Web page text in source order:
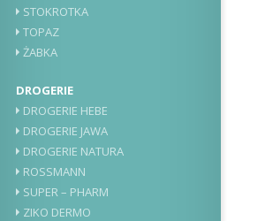
STOKROTKA
TOPAZ
ŻABKA
DROGERIE
DROGERIE HEBE
DROGERIE JAWA
DROGERIE NATURA
ROSSMANN
SUPER – PHARM
ZIKO DERMO